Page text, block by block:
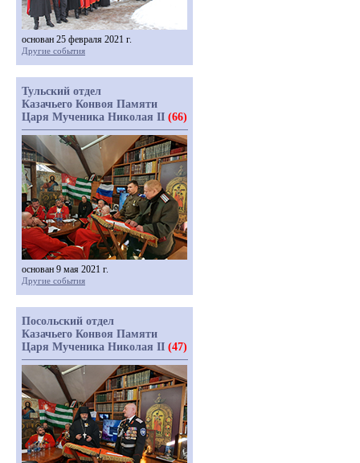
основан 25 февраля 2021 г.
Другие события
Тульский отдел
Казачьего Конвоя Памяти
Царя Мученика Николая II (66)
основан 9 мая 2021 г.
Другие события
Посольский отдел
Казачьего Конвоя Памяти
Царя Мученика Николая II (47)